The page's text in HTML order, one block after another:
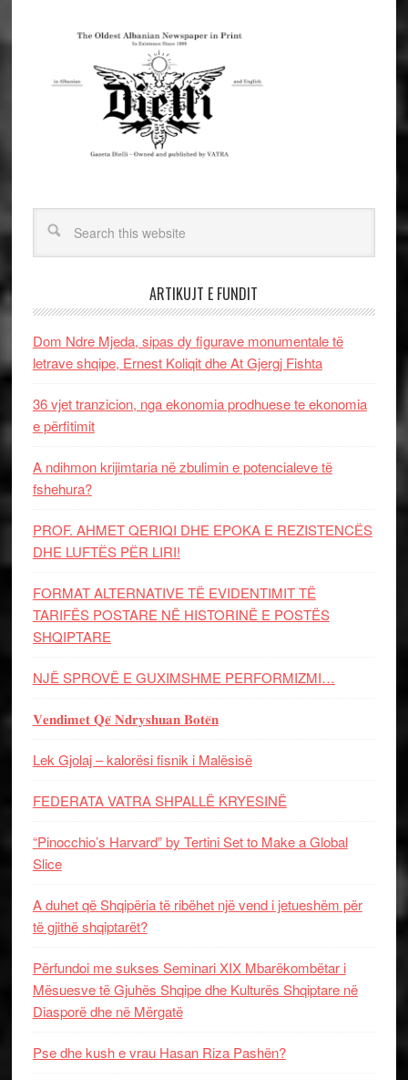
ARTIKUJT E FUNDIT
Dom Ndre Mjeda, sipas dy figurave monumentale të
letrave shqipe, Ernest Koliqit dhe At Gjergj Fishta
36 vjet tranzicion, nga ekonomia prodhuese te ekonomia
e përfitimit
A ndihmon krijimtaria në zbulimin e potencialeve të
fshehura?
PROF. AHMET QERIQI DHE EPOKA E REZISTENCЁS
DHE LUFTЁS PЁR LIRI!
FORMAT ALTERNATIVE TË EVIDENTIMIT TË
TARIFËS POSTARE NË HISTORINË E POSTËS
SHQIPTARE
NJË SPROVË E GUXIMSHME PERFORMIZMI…
𝐕𝐞𝐧𝐝𝐢𝐦𝐞𝐭 𝐐𝐞̈ 𝐍𝐝𝐫𝐲𝐬𝐡𝐮𝐚𝐧 𝐁𝐨𝐭𝐞̈𝐧
Lek Gjolaj – kalorësi fisnik i Malësisë
FEDERATA VATRA SHPALLË KRYESINË
“Pinocchio’s Harvard” by Tertini Set to Make a Global
Slice
A duhet që Shqipëria të ribëhet një vend i jetueshëm për
të gjithë shqiptarët?
Përfundoi me sukses Seminari XIX Mbarëkombëtar i
Mësuesve të Gjuhës Shqipe dhe Kulturës Shqiptare në
Diasporë dhe në Mërgatë
Pse dhe kush e vrau Hasan Riza Pashën?